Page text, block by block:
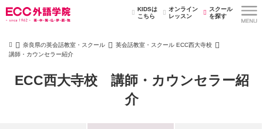
KIDSは
こちら
オンライン
レッスン
スクール
を探す
奈良県の英会話教室・スクール
英会話教室・スクール ECC西大寺校
講師・カウンセラー紹介
ECC西大寺校 講師・カウンセラー紹
介